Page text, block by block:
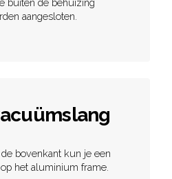
buiten de behuizing
aangesloten.
bovenkant kun je een
het aluminium frame.